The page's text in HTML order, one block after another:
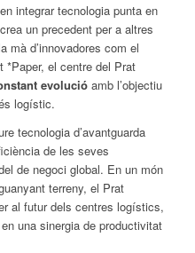
integrar tecnologia punta en
un precedent per a altres
mà d’innovadores com el
*Paper, el centre del Prat
evolucióamb l’objectiu
logístic.
tecnologia d’avantguarda
de les seves
de negoci global. En un món
terreny, el Prat
al futur dels centres logístics,
una sinergia de productivitat